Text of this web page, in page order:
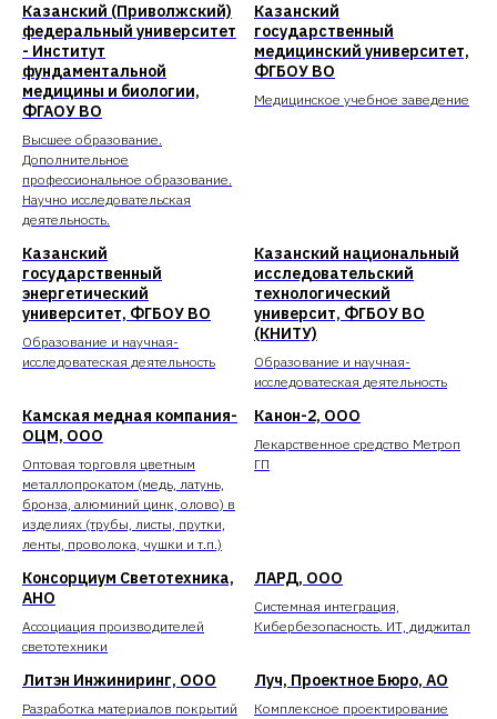
Казанский (Приволжский)
федеральный университет
- Институт
фундаментальной
медицины и биологии,
ФГАОУ ВО
Высшее образование.
Дополнительное
профессиональное образование.
Научно исследовательская
деятельность.
Казанский
государственный
медицинский университет,
ФГБОУ ВО
Медицинское учебное заведение
Казанский
государственный
энергетический
университет, ФГБОУ ВО
Образование и научная-
исследоватеская деятельность
Казанский национальный
исследовательский
технологический
университ, ФГБОУ ВО
(КНИТУ)
Образование и научная-
исследоватеская деятельность
Камская медная компания-
ОЦМ, ООО
Оптовая торговля цветным
металлопрокатом (медь, латунь,
бронза, алюминий цинк, олово) в
изделиях (трубы, листы, прутки,
ленты, проволока, чушки и т.п.)
Канон-2, ООО
Лекарственное средство Метроп
ГП
Консорциум Светотехника,
АНО
Ассоциация производителей
светотехники
ЛАРД, ООО
Системная интеграция,
Кибербезопасность. ИТ, диджитал
Литэн Инжиниринг, ООО
Разработка материалов покрытий
Луч, Проектное Бюро, АО
Комплексное проектирование